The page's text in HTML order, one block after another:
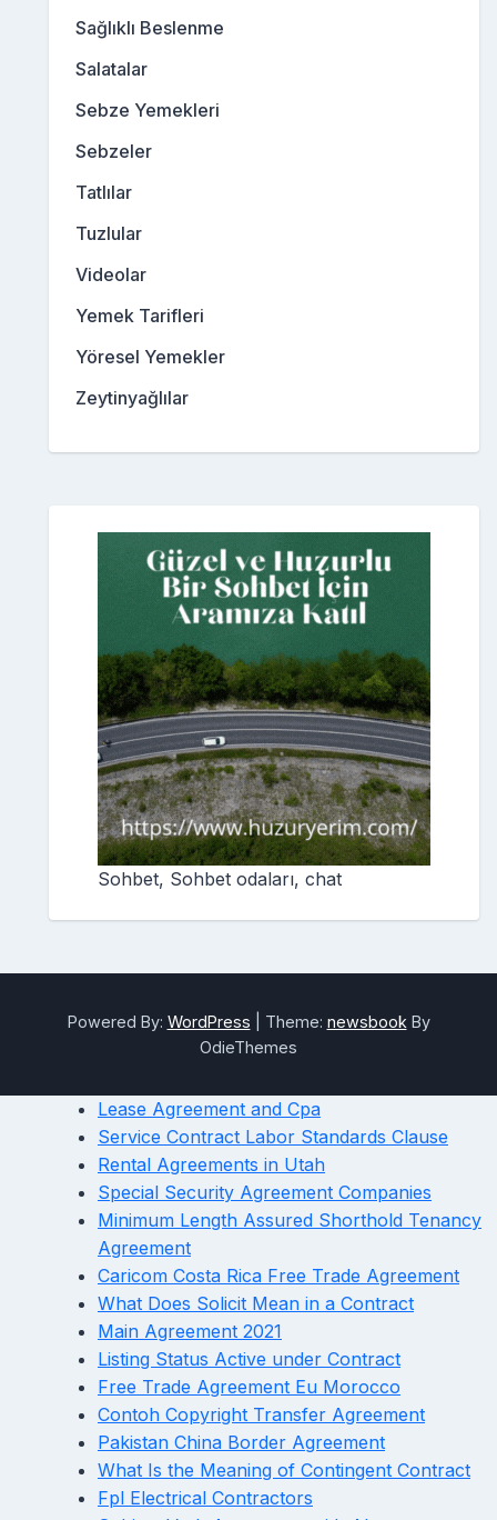
Sağlıklı Beslenme
Salatalar
Sebze Yemekleri
Sebzeler
Tatlılar
Tuzlular
Videolar
Yemek Tarifleri
Yöresel Yemekler
Zeytinyağlılar
Sohbet, Sohbet odaları, chat
Powered By: WordPress Theme: newsbook By
OdieThemes
Lease Agreement and Cpa
Service Contract Labor Standards Clause
Rental Agreements in Utah
Special Security Agreement Companies
Minimum Length Assured Shorthold Tenancy
Agreement
Caricom Costa Rica Free Trade Agreement
What Does Solicit Mean in a Contract
Main Agreement 2021
Listing Status Active under Contract
Free Trade Agreement Eu Morocco
Contoh Copyright Transfer Agreement
Pakistan China Border Agreement
What Is the Meaning of Contingent Contract
Fpl Electrical Contractors